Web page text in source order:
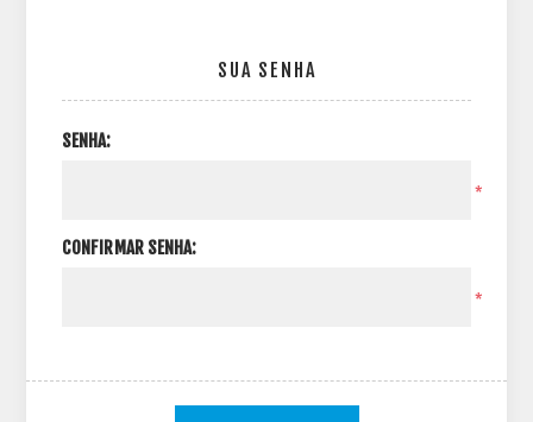
SUA SENHA
SENHA:
*
CONFIRMAR SENHA:
*